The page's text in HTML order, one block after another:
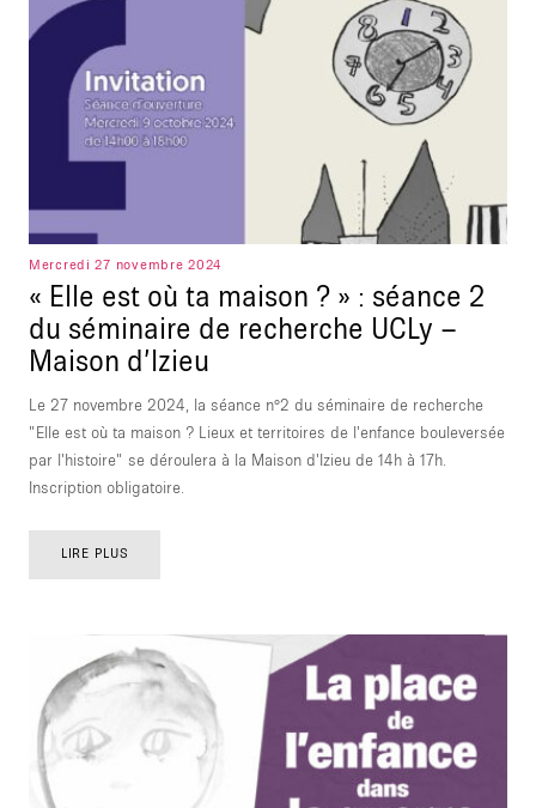
Mercredi 27 novembre 2024
« Elle est où ta maison ? » : séance 2
du séminaire de recherche UCLy –
Maison d’Izieu
Le 27 novembre 2024, la séance n°2 du séminaire de recherche
"Elle est où ta maison ? Lieux et territoires de l'enfance bouleversée
par l'histoire" se déroulera à la Maison d'Izieu de 14h à 17h.
Inscription obligatoire.
LIRE PLUS